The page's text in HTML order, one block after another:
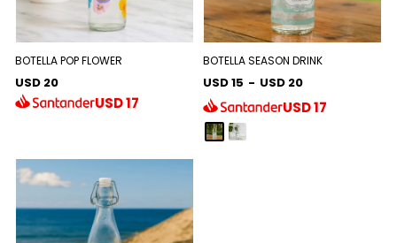
BOTELLA POP FLOWER
USD 20
USD17
BOTELLA SEASON DRINK
USD 15 - USD 20
USD17